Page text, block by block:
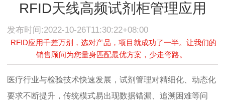
RFID天线高频试剂柜管理应用
发布时间:2022-10-26T11:30:22+08:00
RFID应用千差万别，选对产品，项目就成功了一半。让我们的
销售顾问为您量身匹配最优方案，少走弯路。
医疗行业与检验技术快速发展，试剂管理对精细化、动态化
要求不断提升，传统模式易出现数据错漏、追溯困难等问